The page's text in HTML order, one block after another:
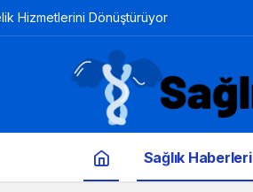
Hizmetlerini Dönüştürüyor
Sağlık Haberleri